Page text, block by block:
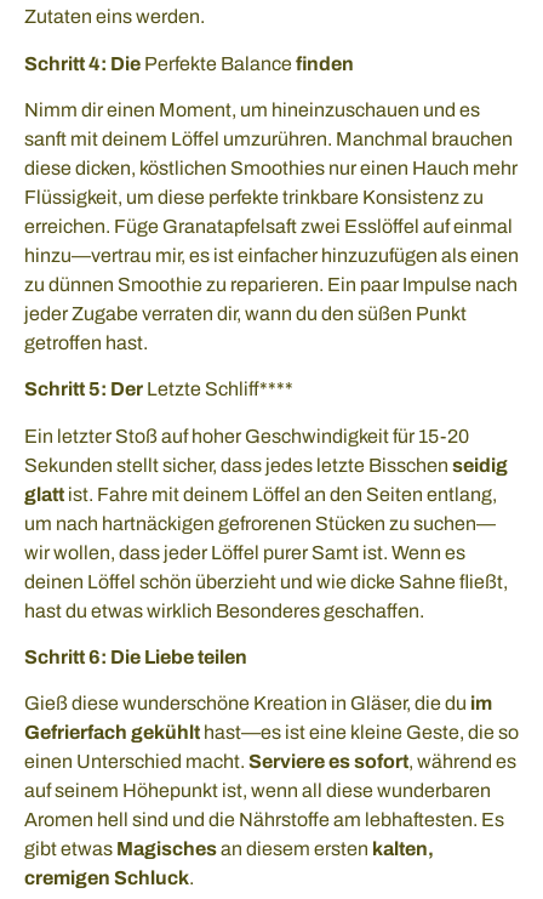
Zutaten eins werden.
Schritt 4: Die Perfekte Balancefinden
Nimm dir einen Moment, um hineinzuschauen und es
sanft mit deinem Löffel umzurühren. Manchmal brauchen
diese dicken, köstlichen Smoothies nur einen Hauch mehr
Flüssigkeit, um diese perfekte trinkbare Konsistenz zu
erreichen. Füge Granatapfelsaft zwei Esslöffel auf einmal
hinzu—vertrau mir, es ist einfacher hinzuzufügen als einen
zu dünnen Smoothie zu reparieren. Ein paar Impulse nach
jeder Zugabe verraten dir, wann du den süßen Punkt
getroffen hast.
Schritt 5: Der Letzte Schliff****
Ein letzter Stoß auf hoher Geschwindigkeit für 15-20
Sekunden stellt sicher, dass jedes letzte Bisschen seidig
glatt ist. Fahre mit deinem Löffel an den Seiten entlang,
um nach hartnäckigen gefrorenen Stücken zu suchen—
wir wollen, dass jeder Löffel purer Samt ist. Wenn es
deinen Löffel schön überzieht und wie dicke Sahne fließt,
hast du etwas wirklich Besonderes geschaffen.
Schritt 6: Die Liebe teilen
Gieß diese wunderschöne Kreation in Gläser, die du im
Gefrierfach gekühlt hast—es ist eine kleine Geste, die so
einen Unterschied macht. Serviere es sofort, während es
auf seinem Höhepunkt ist, wenn all diese wunderbaren
Aromen hell sind und die Nährstoffe am lebhaftesten. Es
gibt etwas Magischesan diesem ersten kalten,
cremigen Schluck.